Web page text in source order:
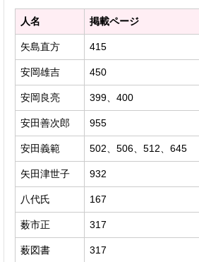
人名
掲載ページ
矢島直方 415
安岡雄吉 450
安岡良亮 399、400
安田善次郎 955
安田義範 502、506、512、645
矢田津世子 932
八代氏 167
薮市正 317
薮図書 317